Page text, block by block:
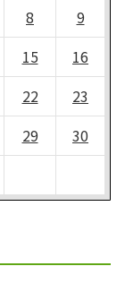
8
9
15
16
22
23
29
30